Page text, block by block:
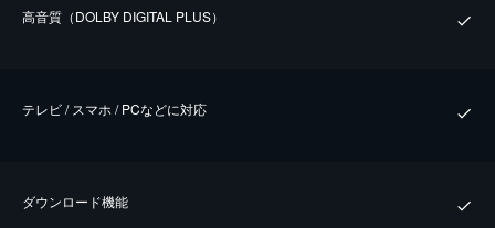
⾼⾳質（DOLBY DIGITAL PLUS）
テレビ / スマホ / PCなどに対応
ダウンロード機能